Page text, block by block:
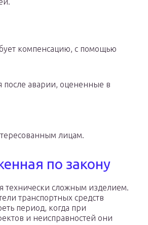
компенсацию, с помощью
после аварии, оцененные в
лицам.
по закону
технически сложным изделием.
транспортных средств
период, когда при
и неисправностей они